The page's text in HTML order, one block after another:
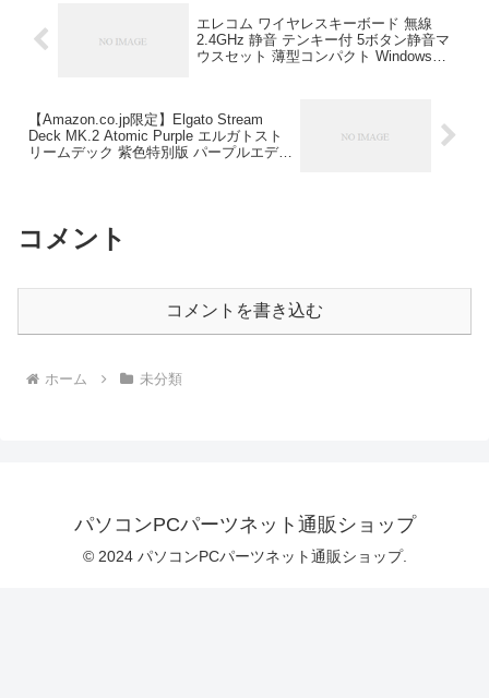
エレコム ワイヤレスキーボード 無線
2.4GHz 静音 テンキー付 5ボタン静音マ
ウスセット 薄型コンパクト Windows
【Amazon.co.jp限定】Elgato Stream
Deck MK.2 Atomic Purple エルガトスト
リームデック 紫色特別版 パープルエディ
コメント
コメントを書き込む
ホーム 未分類
パソコンPCパーツネット通販ショップ
© 2024 パソコンPCパーツネット通販ショップ.